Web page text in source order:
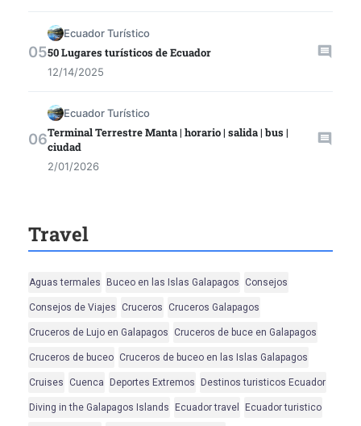
Ecuador Turístico
50 Lugares turísticos de Ecuador
12/14/2025
Ecuador Turístico
Terminal Terrestre Manta | horario | salida | bus |
ciudad
2/01/2026
Travel
Aguas termales Buceo en las Islas Galapagos Consejos
Consejos de Viajes Cruceros Cruceros Galapagos
Cruceros de Lujo en Galapagos Cruceros de buce en Galapagos
Cruceros de buceo Cruceros de buceo en las Islas Galapagos
Cruises Cuenca Deportes Extremos Destinos turisticos Ecuador
Diving in the Galapagos Islands Ecuador travel Ecuador turistico